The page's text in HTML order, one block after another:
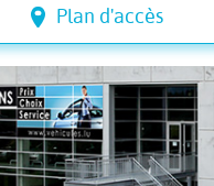
Plan d'accès